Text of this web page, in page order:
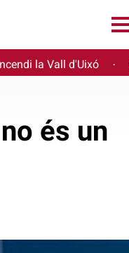
la Vall d'Uixó ·
és un